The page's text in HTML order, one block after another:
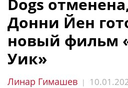
Dogs
Донни Йен
новый фильм
Уик»
Линар Гимашев |